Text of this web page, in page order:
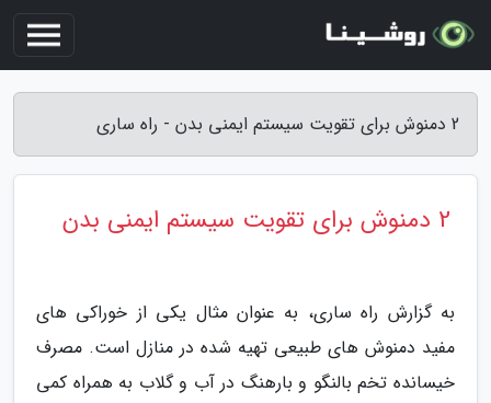
2 دمنوش برای تقویت سیستم ایمنی بدن - راه ساری
2 دمنوش برای تقویت سیستم ایمنی بدن
به گزارش راه ساری، به عنوان مثال یکی از خوراکی های
مفید دمنوش های طبیعی تهیه شده در منازل است. مصرف
خیسانده تخم بالنگو و بارهنگ در آب و گلاب به همراه کمی